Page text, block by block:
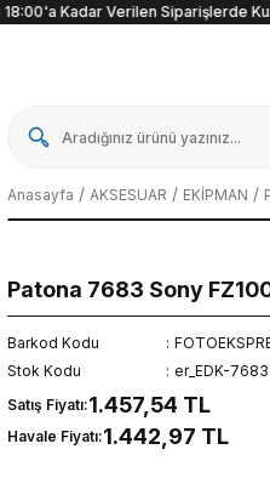
Kadar Verilen Siparişlerde
Anasayfa AKSESUAR EKİPMAN
Patona 7683 Sony
Barkod Kodu
Stok Kodu
er_EDK-7683
Satış Fiyatı:1.457,54 TL
Havale Fiyatı:1.442,97 TL